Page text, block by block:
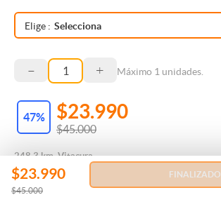
Elige : Selecciona
– + Máximo 1 unidades.
47% $23.990
$45.000
248.3 km, Vitacura
$23.990
$45.000
FINALIZADO